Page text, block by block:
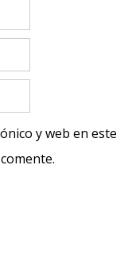
y web en este